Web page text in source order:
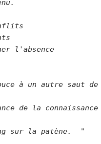
l'absence
à un autre saut de
de la
sur la patène.